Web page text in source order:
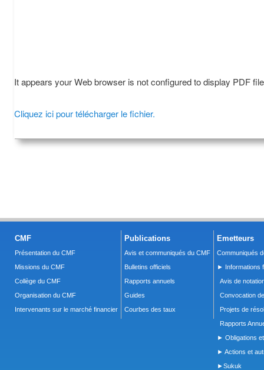
It appears your Web browser is not configured to display PDF
Cliquez ici pour télécharger le fichier.
CMF
Présentation du CMF
Missions du CMF
Collège du CMF
Organisation du CMF
Intervenants sur le marché financier
Publications
Avis et communiqués du CMF
Bulletins officiels
Rapports annuels
Guides
Courbes des taux
Emetteurs
Communiqués
► Informations
Avis de
Convocation
Projets de
Rapports
► Obligations
► Actions et
►Sukuk